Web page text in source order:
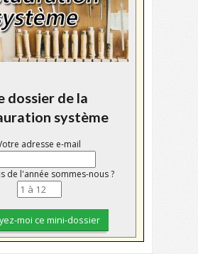
dossier de la
système
adresse e-mail
de l'année sommes-nous ?